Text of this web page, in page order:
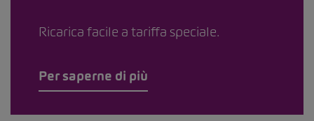
Ricarica facile a tariffa speciale.
Per saperne di più